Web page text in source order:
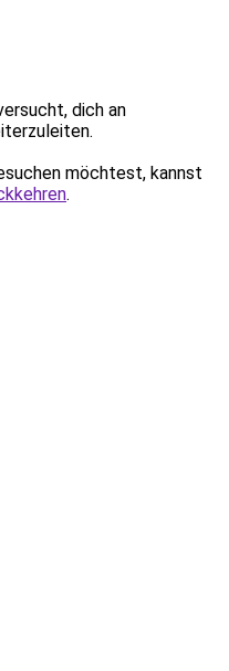
dich an
möchtest, kannst
.